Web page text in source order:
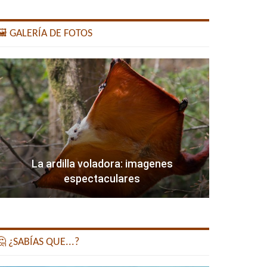
GALERÍA DE FOTOS
La ardilla voladora: imagenes
espectaculares
¿SABÍAS QUE...?